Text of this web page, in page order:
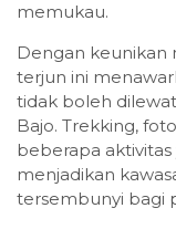
memukau.
Dengan keunikan
terjun ini
tidak boleh
Bajo. Trekking,
beberapa aktivitas
menjadikan
tersembunyi bagi